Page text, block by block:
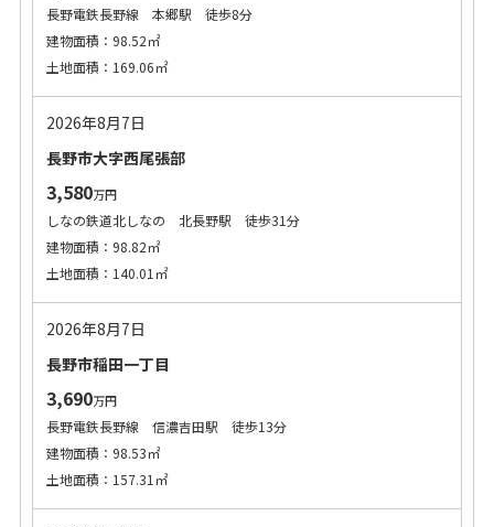
長野電鉄長野線 本郷駅 徒歩8分
建物面積：98.52㎡
土地面積：169.06㎡
2026年8月7日
長野市大字西尾張部
3,580万円
しなの鉄道北しなの 北長野駅 徒歩31分
建物面積：98.82㎡
土地面積：140.01㎡
2026年8月7日
長野市稲田一丁目
3,690万円
長野電鉄長野線 信濃吉田駅 徒歩13分
建物面積：98.53㎡
土地面積：157.31㎡